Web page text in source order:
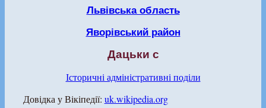
Львівська область
Яворівський район
Дацьки с
Історичні адміністративні поділи
Довідка у Вікіпедії: uk.wikipedia.org